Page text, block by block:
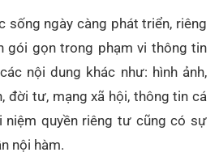
sống ngày càng phát triển, riêng
gói gọn trong phạm vi thông tin
nội dung khác như: hình ảnh,
đời tư, mạng xã hội, thông tin cá
niệm quyền riêng tư cũng có sự
nội hàm.